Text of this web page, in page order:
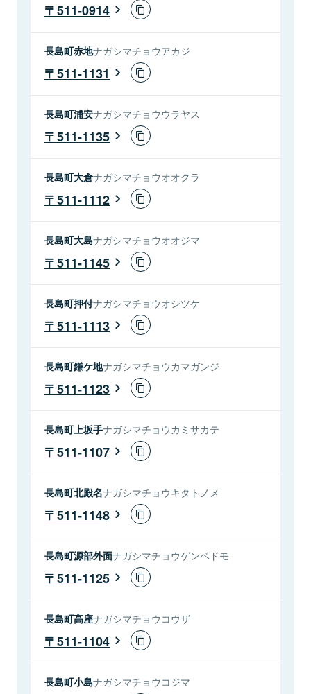
511-0914
長島町赤地ナガシマチョウアカジ
511-1131
長島町浦安ナガシマチョウウラヤス
511-1135
長島町大倉ナガシマチョウオオクラ
511-1112
長島町大島ナガシマチョウオオジマ
511-1145
長島町押付ナガシマチョウオシツケ
511-1113
長島町鎌ケ地ナガシマチョウカマガンジ
511-1123
長島町上坂手ナガシマチョウカミサカテ
511-1107
長島町北殿名ナガシマチョウキタトノメ
511-1148
長島町源部外面ナガシマチョウゲンベドモ
511-1125
長島町高座ナガシマチョウコウザ
511-1104
長島町小島ナガシマチョウコジマ